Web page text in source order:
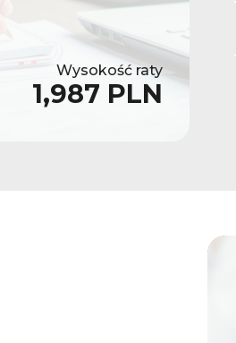
Wysokość raty
1,987 PLN